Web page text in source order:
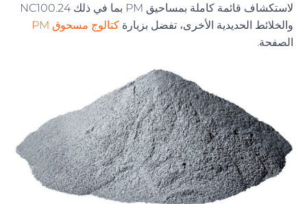
لاستكشاف قائمة كاملة بمساحيق PM بما في ذلك NC100.24
والخلائط الحديدية الأخرى، تفضل بزيارة كتالوج مسحوق PM
الصفحة.